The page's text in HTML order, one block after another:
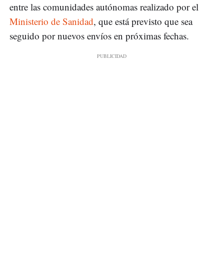
entre las comunidades autónomas realizado por el
Ministerio de Sanidad, que está previsto que sea
seguido por nuevos envíos en próximas fechas.